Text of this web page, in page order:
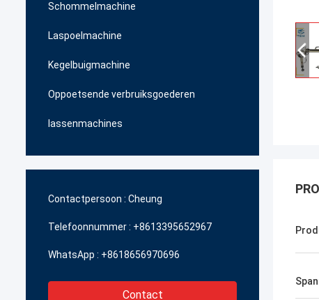
Schommelmachine
Laspoelmachine
Kegelbuigmachine
Oppoetsende verbruiksgoederen
lassenmachines
Contactpersoon : Cheung
Telefoonnummer : +8613395652967
WhatsApp : +8618656970696
Contact